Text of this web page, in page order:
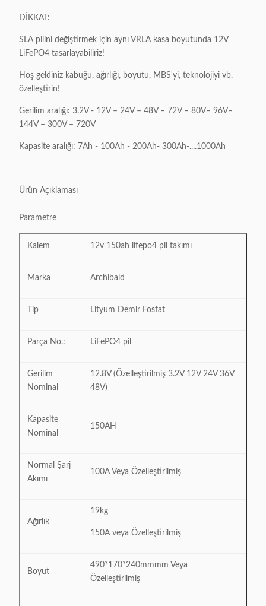
DİKKAT:
SLA pilini değiştirmek için aynı VRLA kasa boyutunda 12V
LiFePO4 tasarlayabiliriz!
Hoş geldiniz kabuğu, ağırlığı, boyutu, MBS'yi, teknolojiyi vb.
özelleştirin!
Gerilim aralığı: 3.2V - 12V – 24V – 48V – 72V – 80V– 96V–
144V – 300V – 720V
Kapasite aralığı: 7Ah - 100Ah - 200Ah- 300Ah-....1000Ah
Ürün Açıklaması
Parametre
Kalem 12v 150ah lifepo4 pil takımı
Marka Archibald
Tip Lityum Demir Fosfat
Parça No.: LiFePO4 pil
Gerilim
Nominal
12.8V (Özelleştirilmiş 3.2V 12V 24V 36V
48V)
Kapasite
Nominal
150AH
Normal Şarj
Akımı
100A Veya Özelleştirilmiş
Ağırlık
19kg
150A veya Özelleştirilmiş
Boyut
490*170*240mmmm Veya
Özelleştirilmiş